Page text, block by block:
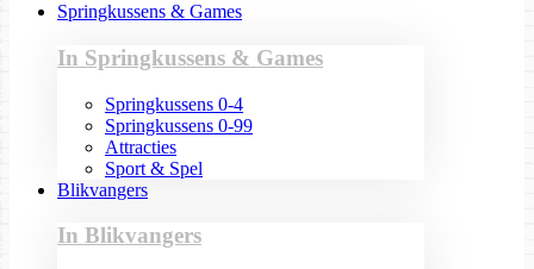
Springkussens & Games
In Springkussens & Games
Springkussens 0-4
Springkussens 0-99
Attracties
Sport & Spel
Blikvangers
In Blikvangers